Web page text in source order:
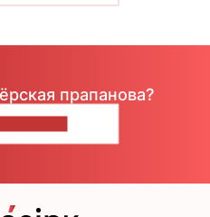
прапанова?